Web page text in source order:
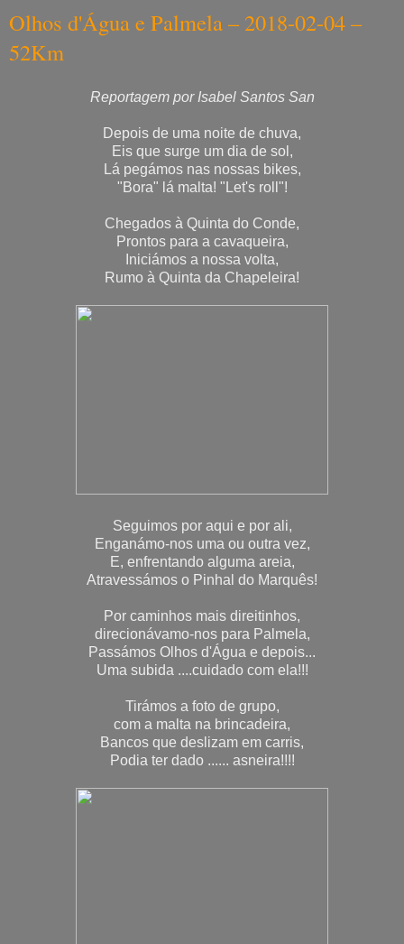
Olhos d'Água e Palmela – 2018-02-04 –
52Km
Reportagem por Isabel Santos San
Depois de uma noite de chuva,
Eis que surge um dia de sol,
Lá pegámos nas nossas bikes,
"Bora" lá malta! "Let's roll"!
Chegados à Quinta do Conde,
Prontos para a cavaqueira,
Iniciámos a nossa volta,
Rumo à Quinta da Chapeleira!
Seguimos por aqui e por ali,
Enganámo-nos uma ou outra vez,
E, enfrentando alguma areia,
Atravessámos o Pinhal do Marquês!
Por caminhos mais direitinhos,
direcionávamo-nos para Palmela,
Passámos Olhos d'Água e depois...
Uma subida ....cuidado com ela!!!
Tirámos a foto de grupo,
com a malta na brincadeira,
Bancos que deslizam em carris,
Podia ter dado ...... asneira!!!!